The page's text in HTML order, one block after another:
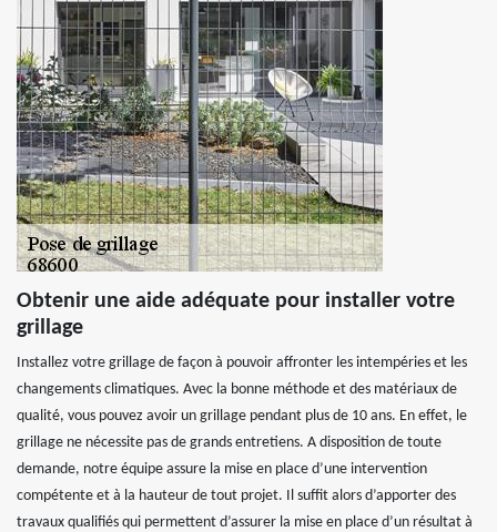
Obtenir une aide adéquate pour installer votre
grillage
Installez votre grillage de façon à pouvoir affronter les intempéries et les
changements climatiques. Avec la bonne méthode et des matériaux de
qualité, vous pouvez avoir un grillage pendant plus de 10 ans. En effet, le
grillage ne nécessite pas de grands entretiens. A disposition de toute
demande, notre équipe assure la mise en place d’une intervention
compétente et à la hauteur de tout projet. Il suffit alors d’apporter des
travaux qualifiés qui permettent d’assurer la mise en place d’un résultat à